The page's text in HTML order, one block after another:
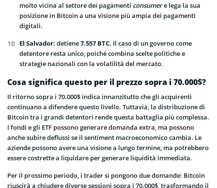
molto vicina al settore dei pagamenti consumere lega la sua
posizione in Bitcoin a una visione più ampia dei pagamenti
digitali.
El Salvador: detiene7.557 BTC. Il caso di un governo come
detentore resta unico, poiché combina scelte politiche e
strategie nazionali con la volatilità del mercato.
Cosa significa questo per il prezzo sopra i 70.000$?
Il ritorno sopra i 70.000$ indica innanzitutto che gli acquirenti
continuano a difendere questo livello. Tuttavia, la distribuzione di
Bitcoin tra i grandi detentori rende questa battaglia più complessa.
I fondi e gli ETF possono generare domanda extra, ma possono
anche subire deflussi se il sentiment macroeconomico cambia. Le
aziende possono avere una visione a lungo termine, ma potrebbero
essere costrette a liquidare per generare liquidità immediata.
Per il prossimo periodo, i trader si pongono due domande: Bitcoin
riuscirà a chiudere diverse sessioni sopra i 70.000$, trasformando il